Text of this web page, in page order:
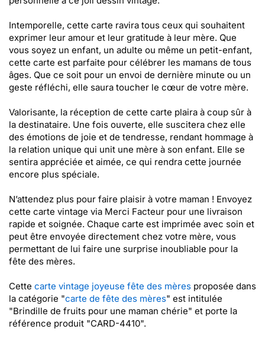
Intemporelle, cette carte ravira tous ceux qui souhaitent
exprimer leur amour et leur gratitude à leur mère. Que
vous soyez un enfant, un adulte ou même un petit-enfant,
cette carte est parfaite pour célébrer les mamans de tous
âges. Que ce soit pour un envoi de dernière minute ou un
geste réfléchi, elle saura toucher le cœur de votre mère.
Valorisante, la réception de cette carte plaira à coup sûr à
la destinataire. Une fois ouverte, elle suscitera chez elle
des émotions de joie et de tendresse, rendant hommage à
la relation unique qui unit une mère à son enfant. Elle se
sentira appréciée et aimée, ce qui rendra cette journée
encore plus spéciale.
N’attendez plus pour faire plaisir à votre maman ! Envoyez
cette carte vintage via Merci Facteur pour une livraison
rapide et soignée. Chaque carte est imprimée avec soin et
peut être envoyée directement chez votre mère, vous
permettant de lui faire une surprise inoubliable pour la
fête des mères.
Cette carte vintage joyeuse fête des mères proposée dans
la catégorie "carte de fête des mères" est intitulée
"Brindille de fruits pour une maman chérie" et porte la
référence produit "CARD-4410".